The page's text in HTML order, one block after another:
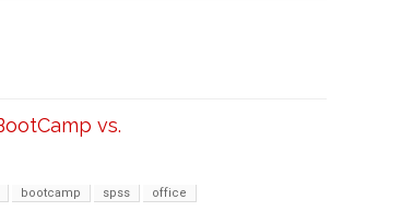
vs.
bootcamp spss
office